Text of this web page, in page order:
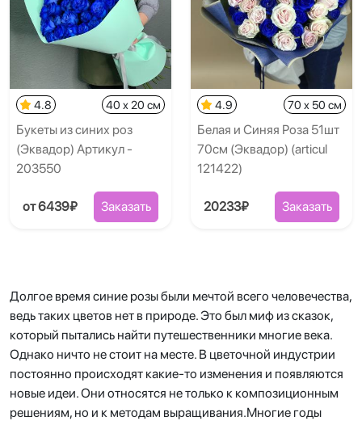
4.8 40 x 20 см
Букеты из синих роз
(Эквадор) Артикул -
203550
от 6439₽ Заказать
4.9 70 x 50 см
Белая и Синяя Роза 51шт
70см (Эквадор) (articul
121422)
20233₽ Заказать
Долгое время синие розы были мечтой всего человечества,
ведь таких цветов нет в природе. Это был миф из сказок,
который пытались найти путешественники многие века.
Однако ничто не стоит на месте. В цветочной индустрии
постоянно происходят какие-то изменения и появляются
новые идеи. Они относятся не только к композиционным
решениям, но и к методам выращивания.Многие годы